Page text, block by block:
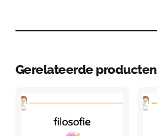
Gerelateerde producten